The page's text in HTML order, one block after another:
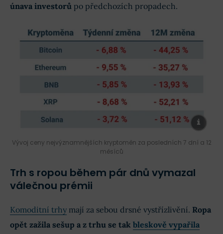
únava investorů po předchozích propadech.
Vývoj ceny nejvýznamnějších kryptoměn za posledních 7 dní a 12
měsíců
Trh s ropou během pár dnů vymazal
válečnou prémii
Komoditní trhy mají za sebou drsné vystřízlivění. Ropa
opět zažila sešup a z trhu se tak bleskově vypařila